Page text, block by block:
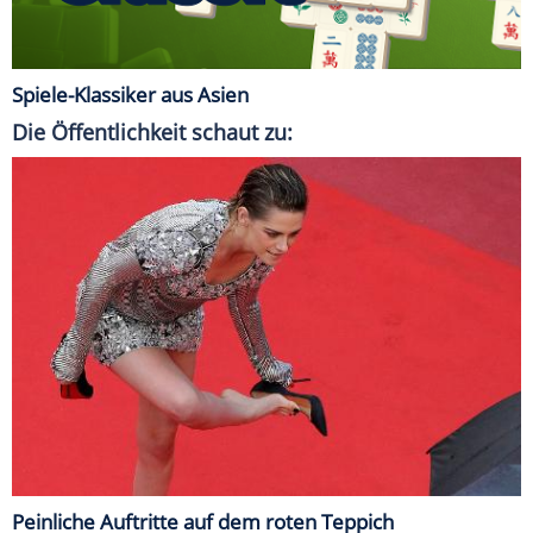
Spiele-Klassiker aus Asien
Die Öffentlichkeit schaut zu:
Peinliche Auftritte auf dem roten Teppich